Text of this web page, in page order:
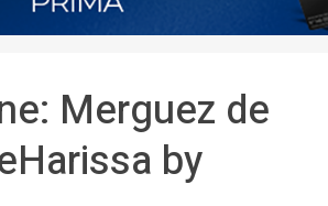
Merguez de
by